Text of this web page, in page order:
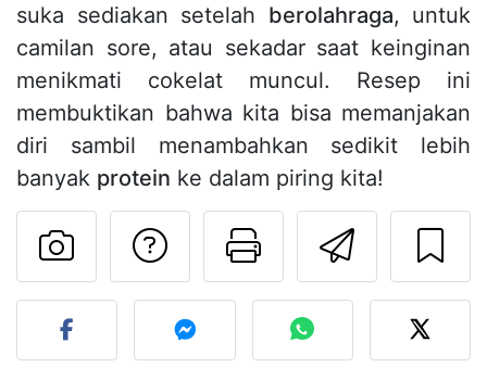
suka sediakan setelah berolahraga, untuk
camilan sore, atau sekadar saat keinginan
menikmati cokelat muncul. Resep ini
membuktikan bahwa kita bisa memanjakan
diri sambil menambahkan sedikit lebih
banyak protein ke dalam piring kita!
Kirim
Cetak
Mengajukan
Unggah foto Anda dari